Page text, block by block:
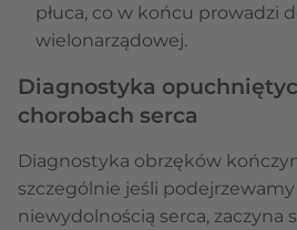
płuca, co w końcu prowadzi
wielonarządowej.
Diagnostyka
chorobach serca
Diagnostyka obrzęków
szczególnie jeśli
niewydolnością serca, zaczyna